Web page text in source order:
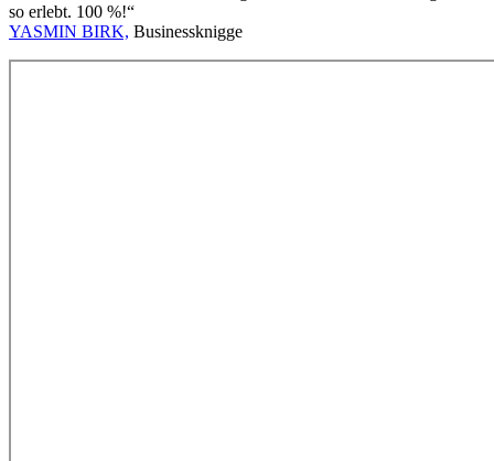
so erlebt. 100 %!“
YASMIN BIRK, Businessknigge